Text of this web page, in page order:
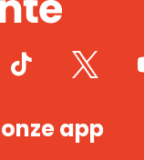
app